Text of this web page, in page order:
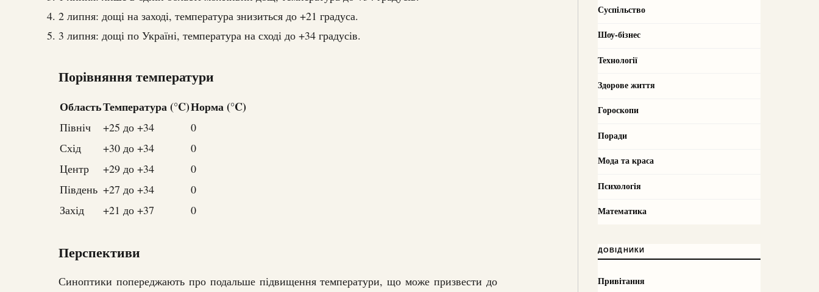
2 липня: дощі на заході, температура знизиться до +21 градуса.
3 липня: дощі по Україні, температура на сході до +34 градусів.
Порівняння температури
ОбластьТемпература (°C)Норма (°C)
Північ +25 до +34
0
Схід
+30 до +34
0
Центр
+29 до +34
0
Південь +27 до +34
0
Захід
+21 до +37 0
Перспективи
Синоптики попереджають про подальше підвищення температури, що може призвести до
Суспільство
Шоу-бізнес
Технології
Здорове життя
Гороскопи
Поради
Мода та краса
Психологія
Математика
ДОВІДНИКИ
Привітання